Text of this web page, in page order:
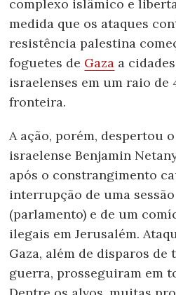
complexo islâmico e
medida que os ataques
resistência palestina
foguetes de Gaza a
israelenses em um raio de
fronteira.
A ação, porém, despertou
israelense Benjamin
após o constrangimento
interrupção de uma
(parlamento) e de um
ilegais em Jerusalém.
Gaza, além de disparos de
guerra, prosseguiram em